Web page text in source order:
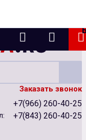
Заказать звонок
+7(966) 260-40-25
+7(843) 260-40-25